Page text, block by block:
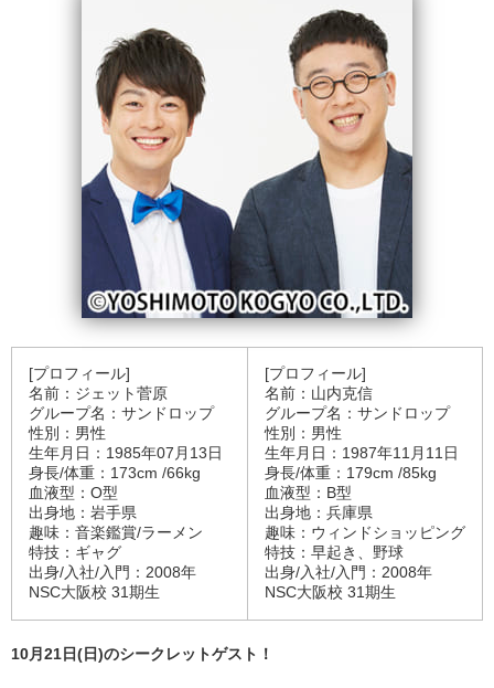
[プロフィール]
名前：ジェット菅原
グループ名：サンドロップ
性別：男性
生年月日：1985年07月13日
身長/体重：173cm /66kg
血液型：O型
出身地：岩手県
趣味：音楽鑑賞/ラーメン
特技：ギャグ
出身/入社/入門：2008年
NSC大阪校 31期生
[プロフィール]
名前：山内克信
グループ名：サンドロップ
性別：男性
生年月日：1987年11月11日
身長/体重：179cm /85kg
血液型：B型
出身地：兵庫県
趣味：ウィンドショッピング
特技：早起き、野球
出身/入社/入門：2008年
NSC大阪校 31期生
10月21日(日)のシークレットゲスト！